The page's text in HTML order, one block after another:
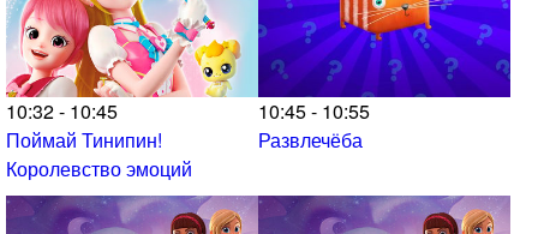
10:32 - 10:45
Поймай Тинипин!
Королевство эмоций
10:45 - 10:55
Развлечёба